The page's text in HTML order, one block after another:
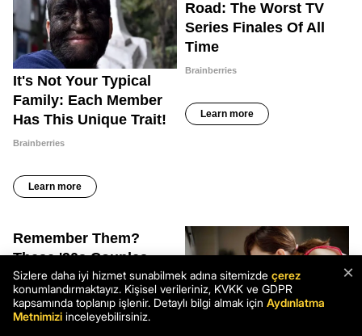
×
Sizlere daha iyi hizmet sunabilmek adına sitemizde çerez
konumlandırmaktayız. Kişisel verileriniz, KVKK ve GDPR
kapsamında toplanıp işlenir. Detaylı bilgi almak için Aydınlatma
Metnimizi inceleyebilirsiniz.